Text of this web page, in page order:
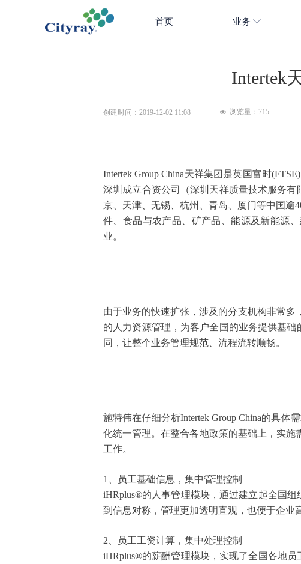
首页 业务
Intertek
创建时间： 2019-12-02 11:08 넶 浏览量： 715
Intertek Group China天祥集团是英国富时
深圳成立合资公司（深圳天祥质量技术服务
京、天津、无锡、杭州、青岛、厦门等中国逾
件、食品与农产品、矿产品、能源及新能源
业。
由于业务的快速扩张，涉及的分支机构非常
的人力资源管理，为客户全国的业务提供基
同，让整个业务管理规范、流程流转顺畅。
施特伟在仔细分析Intertek Group China的具体
化统一管理。在整合各地政策的基础上，实
工作。
1、员工基础信息，集中管理控制
iHRplus®的人事管理模块，通过建立起全国
到信息对称，管理更加透明直观，也便于企业
2、员工工资计算，集中处理控制
iHRplus®的薪酬管理模块，实现了全国各地